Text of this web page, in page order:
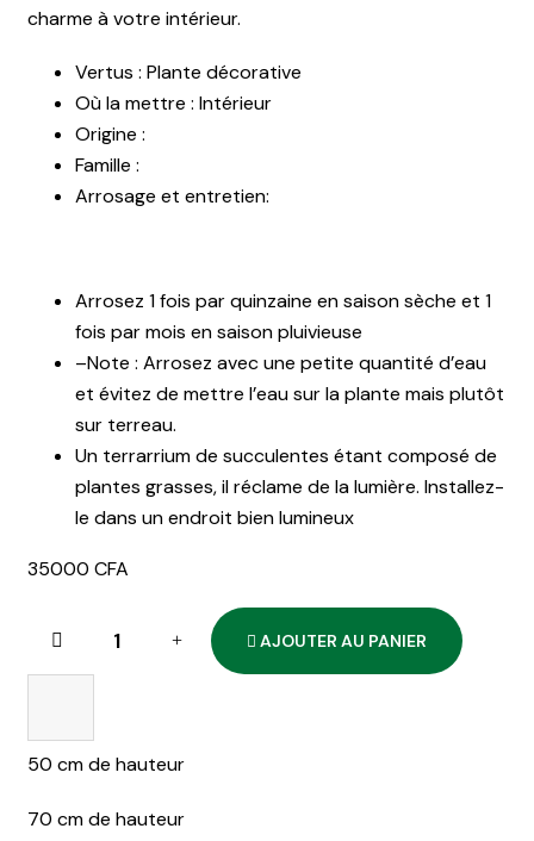
charme à votre intérieur.
Vertus : Plante décorative
Où la mettre : Intérieur
Origine :
Famille :
Arrosage et entretien:
Arrosez 1 fois par quinzaine en saison sèche et 1
fois par mois en saison pluivieuse
–Note : Arrosez avec une petite quantité d’eau
et évitez de mettre l’eau sur la plante mais plutôt
sur terreau.
Un terrarrium de succulentes étant composé de
plantes grasses, il réclame de la lumière. Installez-
le dans un endroit bien lumineux
35000 CFA
Terrarium
AJOUTER AU PANIER
50 cm de hauteur
70 cm de hauteur